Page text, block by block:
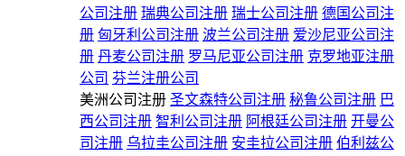
公司注册 瑞典公司注册 瑞士公司注册 德国公司注
册 匈牙利公司注册 波兰公司注册 爱沙尼亚公司注
册 丹麦公司注册 罗马尼亚公司注册 克罗地亚注册
公司 芬兰注册公司
美洲公司注册 圣文森特公司注册 秘鲁公司注册 巴
西公司注册 智利公司注册 阿根廷公司注册 开曼公
司注册 乌拉圭公司注册 安圭拉公司注册 伯利兹公